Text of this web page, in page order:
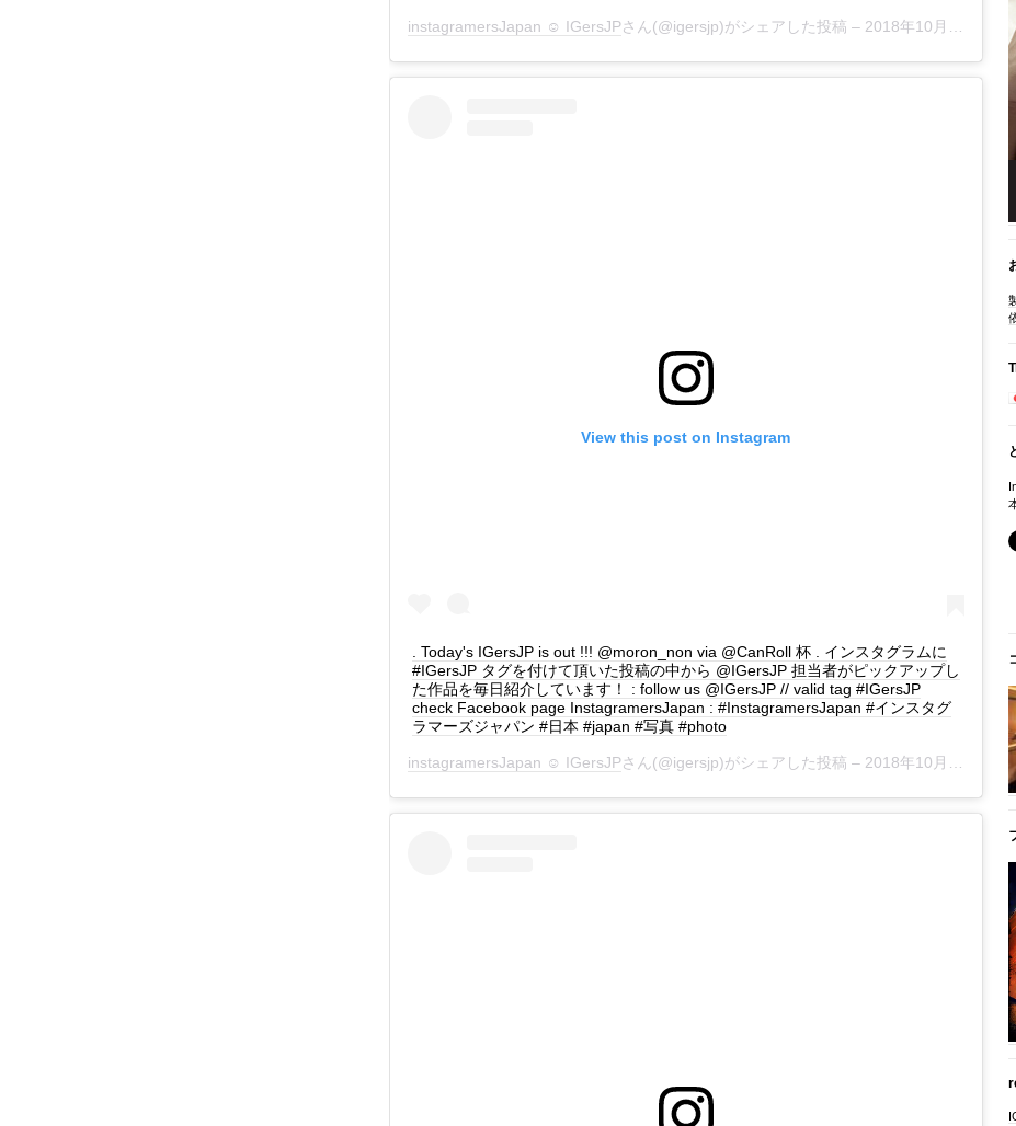
instagramersJapan ☺︎ IGersJPさん(@igersjp)がシェアした投稿 – 2018年10月月11日午後2時56分PDT
View this post on Instagram
. Today's IGersJP is out !!! @moron_non via @CanRoll 杯 . インスタグラムに
#IGersJP タグを付けて頂いた投稿の中から @IGersJP 担当者がピックアップし
た作品を毎日紹介しています！ : follow us @IGersJP // valid tag #IGersJP
check Facebook page InstagramersJapan : #InstagramersJapan #インスタグ
ラマーズジャパン #日本 #japan #写真 #photo
instagramersJapan ☺︎ IGersJPさん(@igersjp)がシェアした投稿 – 2018年10月月11日午後8時21分PDT